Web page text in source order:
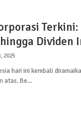
Dividen
2025
hari ini kembali
atas. Be…